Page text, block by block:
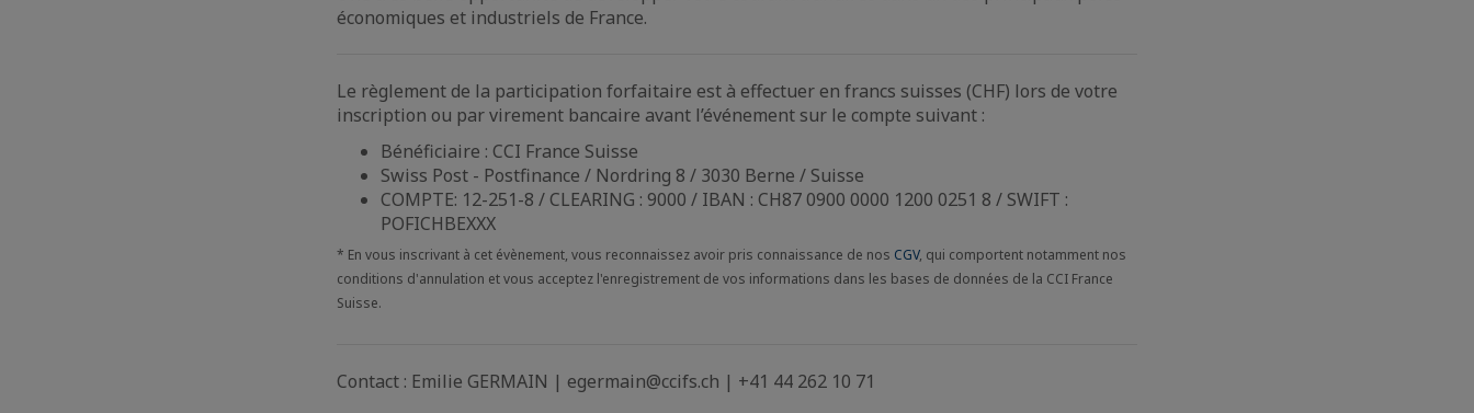
économiques et industriels de France.
Le règlement de la participation forfaitaire est à effectuer en francs suisses (CHF) lors de votre
inscription ou par virement bancaire avant l’événement sur le compte suivant :
Bénéficiaire : CCI France Suisse
Swiss Post - Postfinance / Nordring 8 / 3030 Berne / Suisse
COMPTE: 12-251-8 / CLEARING : 9000 / IBAN : CH87 0900 0000 1200 0251 8 / SWIFT :
POFICHBEXXX
* En vous inscrivant à cet évènement, vous reconnaissez avoir pris connaissance de nos CGV, qui comportent notamment nos
conditions d'annulation et vous acceptez l'enregistrement de vos informations dans les bases de données de la CCI France
Suisse.
Contact : Emilie GERMAIN | egermain@ccifs.ch | +41 44 262 10 71